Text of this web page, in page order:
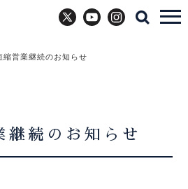
X YouTubeInstagram
縮営業継続のお知らせ
継続のお知らせ